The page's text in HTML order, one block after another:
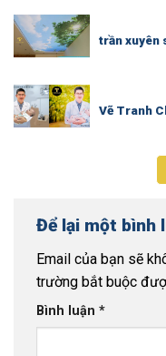
trần xuyên
Vẽ Tranh
Để lại một bình
Email của bạn sẽ
trường bắt buộc
Bình luận *